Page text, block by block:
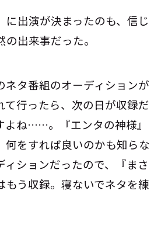
に出演が決まったのも、信じ
出来事だった。
ネタ番組のオーディションが
て行ったら、次の日が収録だ
よね……。『エンタの神様』
何をすれば良いのかも知らな
ィションだったので、『まさ
もう収録。寝ないでネタを練